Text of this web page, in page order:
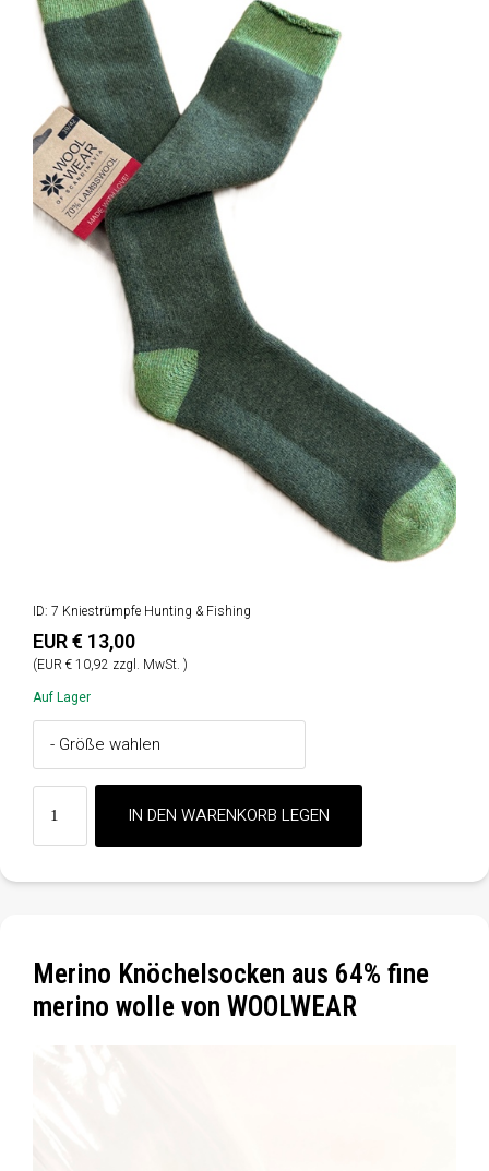
ID: 7 Kniestrümpfe Hunting & Fishing
EUR € 13,00
(EUR € 10,92 zzgl. MwSt. )
Auf Lager
Merino Knöchelsocken aus 64% fine
merino wolle von WOOLWEAR